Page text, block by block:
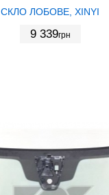
СКЛО ЛОБОВЕ, XINYI
9 339грн